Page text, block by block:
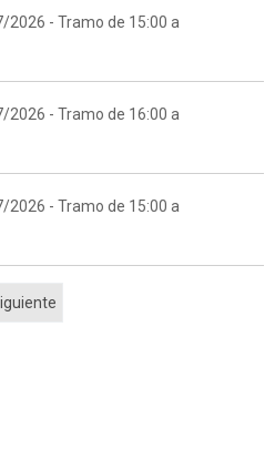
2026 - Tramo de 15:00 a
2026 - Tramo de 16:00 a
2026 - Tramo de 15:00 a